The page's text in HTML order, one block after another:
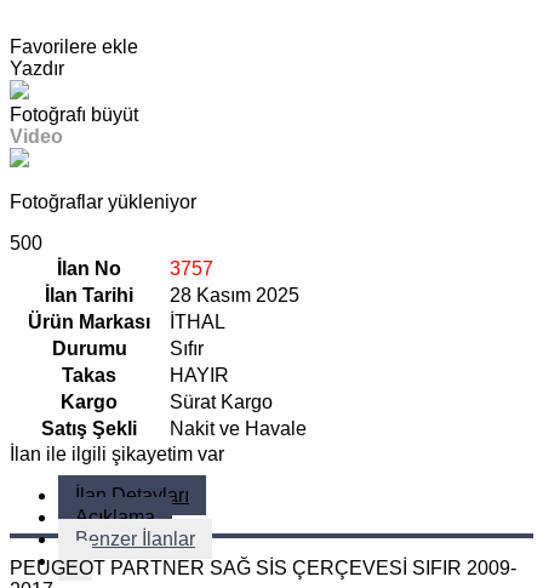
Favorilere ekle
Yazdır
Fotoğrafı büyüt
Video
Fotoğraflar yükleniyor
500
İlan No
3757
İlan Tarihi
28 Kasım 2025
Ürün Markası
İTHAL
Durumu
Sıfır
Takas
HAYIR
Kargo
Sürat Kargo
Satış Şekli
Nakit ve Havale
İlan ile ilgili şikayetim var
İlan Detayları
Açıklama
Benzer İlanlar
PEUGEOT PARTNER SAĞ SİS ÇERÇEVESİ SIFIR 2009-